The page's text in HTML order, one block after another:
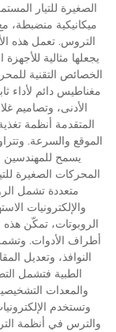
الصغيرة للتيار
ميكانيكية منضبطة،
التروس. تعمل هذه
يجعلها مثالية
الخصائص التقنية
مغناطيس دائم لأداء
الأدنى، وتصاميم
المتقدمة أنظمة
يسمح للمهندسين
المحركات الصغيرة
متعددة تشمل
والإلكترونيات
الروبوتات، تمكّن
أطراف الأدوات.
النوافذ، وتعديل
الطبية فتشمل
والمعدات
وتستخدم
والترس في أنظمة